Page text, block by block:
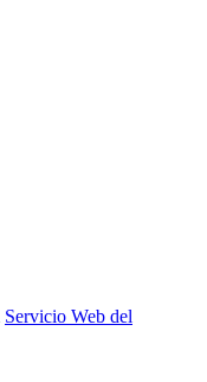
Servicio Web del